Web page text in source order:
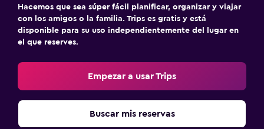
Hacemos que sea súper fácil planificar, organizar y viajar
con los amigos o la familia. Trips es gratis y está
disponible para su uso independientemente del lugar en
el que reserves.
Empezar a usar Trips
Buscar mis reservas